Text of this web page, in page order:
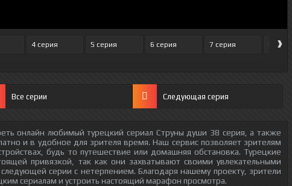
4 серия 5 серия 6 серия 7 серия 8 серия
›
Все серии Следующая серия
онлайн любимый турецкий сериал Струны души 38 серия, а также
и в удобное для зрителя время. Наш сервис позволяет зрителям
будь то путешествие или домашняя обстановка. Турецкие
привязкой, так как они захватывают своими увлекательными
серии с нетерпением. Благодаря нашему проекту, зрители
сериалам и устроить настоящий марафон просмотра.